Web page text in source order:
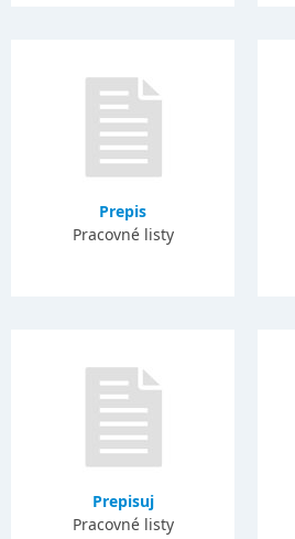
Prepis
Pracovné listy
Prepisuj
Pracovné listy